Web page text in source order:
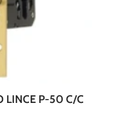
LINCE P-50 C/C